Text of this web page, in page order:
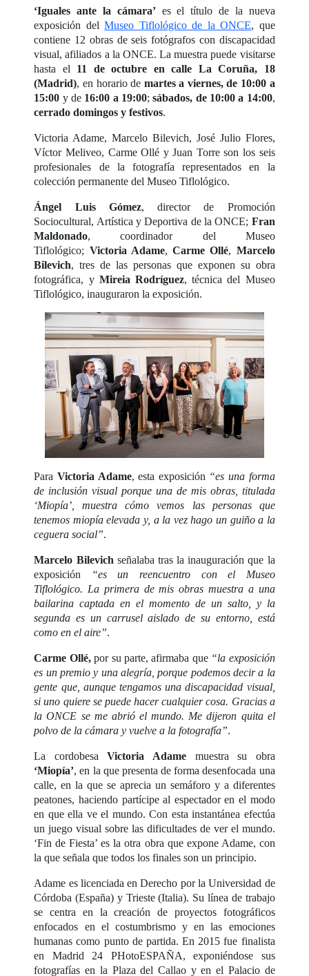
‘Iguales ante la cámara’es el título de la nueva
exposición delMuseo Tiflológico de la ONCE, que
contiene 12 obras de seis fotógrafos con discapacidad
visual, afiliados a la ONCE. La muestra puede visitarse
hasta el 11 de octubre en calle La Coruña, 18
(Madrid), en horario de martes a viernes, de 10:00 a
15:00 y de 16:00 a 19:00;sábados, de 10:00 a 14:00,
cerrado domingos y festivos.
Victoria Adame, Marcelo Bilevich, José Julio Flores,
Víctor Meliveo, Carme Ollé y Juan Torre son los seis
profesionales de la fotografía representados en la
colección permanente del Museo Tiflológico.
Ángel Luis Gómez, director de Promoción
Sociocultural, Artística y Deportiva de la ONCE; Fran
Maldonado, coordinador del Museo
Tiflológico; Victoria Adame,Carme Ollé, Marcelo
Bilevich, tres de las personas que exponen su obra
fotográfica, y Mireia Rodríguez, técnica del Museo
Tiflológico, inauguraron la exposición.
Para Victoria Adame, esta exposición “es una forma
de inclusión visual porque una de mis obras, titulada
‘Miopía’, muestra cómo vemos las personas que
tenemos miopía elevada y, a la vez hago un guiño a la
ceguera social”.
Marcelo Bilevich señalaba tras la inauguración que la
exposición
“es un reencuentro con el Museo
Tiflológico. La primera de mis obras muestra a una
bailarina captada en el momento de un salto, y la
segunda es un carrusel aislado de su entorno, está
como en el aire”.
Carme Ollé,por su parte, afirmaba que “la exposición
es un premio y una alegría, porque podemos decir a la
gente que, aunque tengamos una discapacidad visual,
si uno quiere se puede hacer cualquier cosa. Gracias a
la ONCE se me abrió el mundo. Me dijeron quita el
polvo de la cámara y vuelve a la fotografía”.
La cordobesaVictoria Adame muestra su obra
‘Miopía’, en la que presenta de forma desenfocada una
calle, en la que se aprecia un semáforo y a diferentes
peatones, haciendo partícipe al espectador en el modo
en que ella ve el mundo. Con esta instantánea efectúa
un juego visual sobre las dificultades de ver el mundo.
‘Fin de Fiesta’ es la otra obra que expone Adame, con
la que señala que todos los finales son un principio.
Adame es licenciada en Derecho por la Universidad de
Córdoba (España) y Trieste (Italia). Su línea de trabajo
se centra en la creación de proyectos fotográficos
enfocados en el costumbrismo y en las emociones
humanas como punto de partida. En 2015 fue finalista
en Madrid 24 PHotoESPAÑA, exponiéndose sus
fotografías en la Plaza del Callao y en el Palacio de